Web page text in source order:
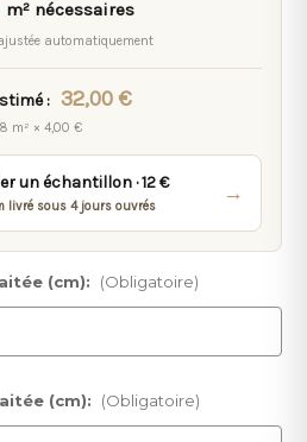
m² nécessaires
automatiquement
: 32,00 €
8 m² × 4,00 €
un échantillon · 12 €
livré sous 4 jours ouvrés
→
(cm): (Obligatoire)
(cm): (Obligatoire)